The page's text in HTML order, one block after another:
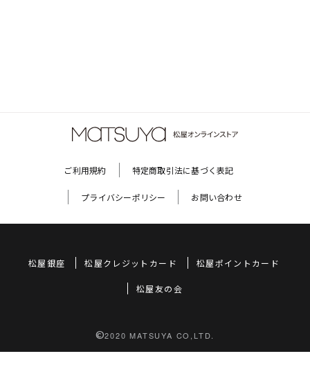
ご利用規約 特定商取引法に基づく表記
プライバシーポリシー お問い合わせ
松屋銀座 松屋クレジットカード 松屋ポイントカード
松屋友の会
©2020 MATSUYA CO,LTD.